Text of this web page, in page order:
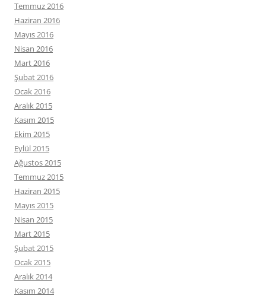
Temmuz 2016
Haziran 2016
Mayıs 2016
Nisan 2016
Mart 2016
Şubat 2016
Ocak 2016
Aralık 2015
Kasım 2015
Ekim 2015
Eylül 2015
Ağustos 2015
Temmuz 2015
Haziran 2015
Mayıs 2015
Nisan 2015
Mart 2015
Şubat 2015
Ocak 2015
Aralık 2014
Kasım 2014